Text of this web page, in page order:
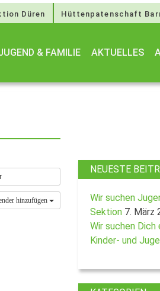
Düren Hüttenpatenschaft
& FAMILIE AKTUELLES
hinzufügen
NEUESTE
Wir suchen
Sektion 7. März
Wir suchen
Kinder- und